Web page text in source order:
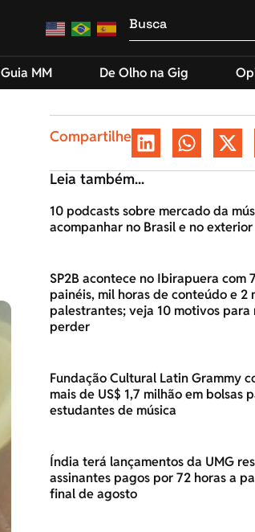
Guia MM De Olho na Gig
Compartilhe
Leia também...
10 podcasts sobre mercado da
acompanhar no Brasil e no exterior
SP2B acontece no Ibirapuera com
painéis, mil horas de conteúdo e 2
palestrantes; veja 10 motivos para
perder
Fundação Cultural Latin Grammy
mais de US$ 1,7 milhão em bolsas
estudantes de música
Índia terá lançamentos da UMG
assinantes pagos por 72 horas a
final de agosto